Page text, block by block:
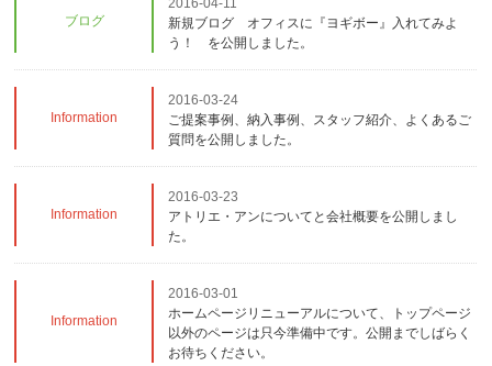
ブログ
新規ブログ オフィスに『ヨギボー』入れてみよ
う！ を公開しました。
Information
2016-03-24
ご提案事例、納入事例、スタッフ紹介、よくあるご
質問を公開しました。
Information
2016-03-23
アトリエ・アンについてと会社概要を公開しまし
た。
Information
2016-03-01
ホームページリニューアルについて、トップページ
以外のページは只今準備中です。公開までしばらく
お待ちください。